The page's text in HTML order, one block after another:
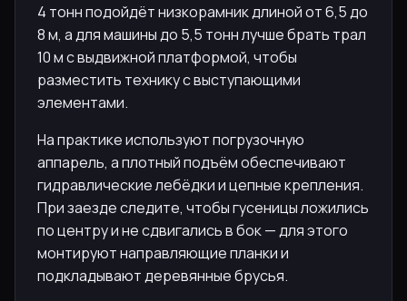
4 тонн подойдёт низкорамник длиной от 6,5 до
8 м, а для машины до 5,5 тонн лучше брать трал
10 м с выдвижной платформой, чтобы
разместить технику с выступающими
элементами.
На практике используют погрузочную
аппарель, а плотный подъём обеспечивают
гидравлические лебёдки и цепные крепления.
При заезде следите, чтобы гусеницы ложились
по центру и не сдвигались в бок — для этого
монтируют направляющие планки и
подкладывают деревянные брусья.